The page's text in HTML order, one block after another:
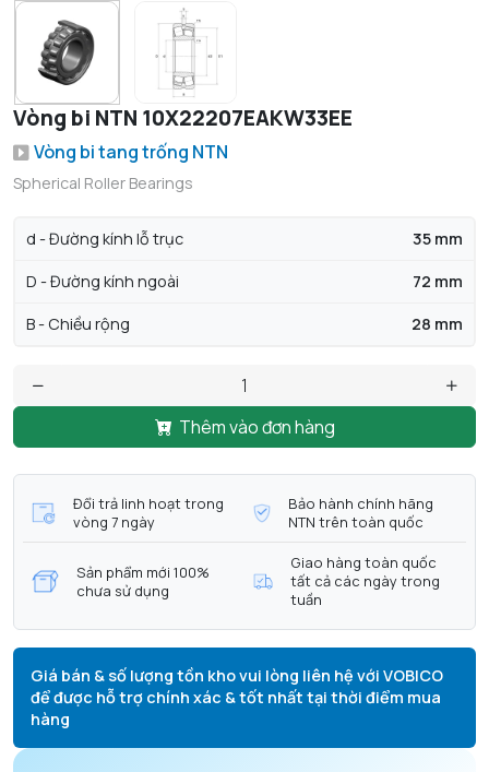
Vòng bi NTN 10X22207EAKW33EE
Vòng bi tang trống NTN
Spherical Roller Bearings
d - Đường kính lỗ trục 35 mm
D - Đường kính ngoài 72 mm
B - Chiều rộng 28 mm
Thêm vào đơn hàng
Đổi trả linh hoạt trong
vòng 7 ngày
Bảo hành chính hãng
NTN trên toàn quốc
Sản phẩm mới 100%
chưa sử dụng
Giao hàng toàn quốc
tất cả các ngày trong
tuần
Giá bán & số lượng tồn kho vui lòng liên hệ với VOBICO
để được hỗ trợ chính xác & tốt nhất tại thời điểm mua
hàng